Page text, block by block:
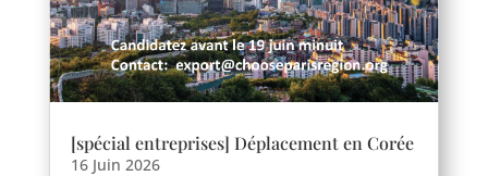
[spécial entreprises] Déplacement en Corée
16 Juin 2026